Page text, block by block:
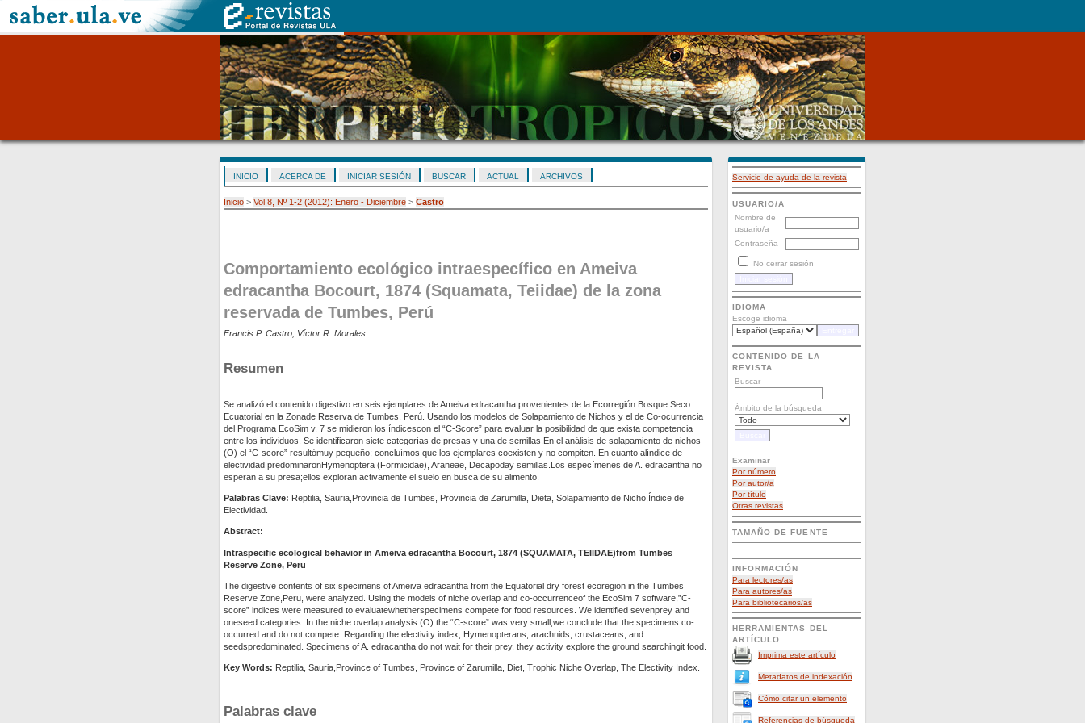
Servicio de ayuda de la revista
USUARIO/A
Nombre de
usuario/a
Contraseña
No cerrar sesión
IDIOMA
Escoge idioma
CONTENIDO DE LA
REVISTA
Buscar
Ámbito de la búsqueda
Examinar
Por número
Por autor/a
Por título
Otras revistas
TAMAÑO DE FUENTE
INFORMACIÓN
Para lectores/as
Para autores/as
Para bibliotecarios/as
HERRAMIENTAS DEL
ARTÍCULO
Imprima este artículo
Metadatos de indexación
Cómo citar un elemento
Referencias de búsqueda
INICIO ACERCA DE INICIAR SESIÓN BUSCAR ACTUAL ARCHIVOS
Inicio > Vol 8, Nº 1-2 (2012): Enero - Diciembre > Castro
Comportamiento ecológico intraespecífico en Ameiva
edracantha Bocourt, 1874 (Squamata, Teiidae) de la zona
reservada de Tumbes, Perú
Francis P. Castro, Víctor R. Morales
Resumen
Se analizó el contenido digestivo en seis ejemplares de Ameiva edracantha provenientes de la Ecorregión Bosque Seco
Ecuatorial en la Zonade Reserva de Tumbes, Perú. Usando los modelos de Solapamiento de Nichos y el de Co-ocurrencia
del Programa EcoSim v. 7 se midieron los índicescon el “C-Score” para evaluar la posibilidad de que exista competencia
entre los individuos. Se identificaron siete categorías de presas y una de semillas.En el análisis de solapamiento de nichos
(O) el “C-score” resultómuy pequeño; concluímos que los ejemplares coexisten y no compiten. En cuanto alíndice de
electividad predominaronHymenoptera (Formicidae), Araneae, Decapoday semillas.Los especímenes de A. edracantha no
esperan a su presa;ellos exploran activamente el suelo en busca de su alimento.
Palabras Clave: Reptilia, Sauria,Provincia de Tumbes, Provincia de Zarumilla, Dieta, Solapamiento de Nicho,Índice de
Electividad.
Abstract:
Intraspecific ecological behavior in Ameiva edracantha Bocourt, 1874 (SQUAMATA, TEIIDAE)from Tumbes
Reserve Zone, Peru
The digestive contents of six specimens of Ameiva edracantha from the Equatorial dry forest ecoregion in the Tumbes
Reserve Zone,Peru, were analyzed. Using the models of niche overlap and co-occurrenceof the EcoSim 7 software,”C-
score” indices were measured to evaluatewhetherspecimens compete for food resources. We identified sevenprey and
oneseed categories. In the niche overlap analysis (O) the “C-score” was very small;we conclude that the specimens co-
occurred and do not compete. Regarding the electivity index, Hymenopterans, arachnids, crustaceans, and
seedspredominated. Specimens of A. edracantha do not wait for their prey, they activity explore the ground searchingit food.
Key Words: Reptilia, Sauria,Province of Tumbes, Province of Zarumilla, Diet, Trophic Niche Overlap, The Electivity Index.
Palabras clave